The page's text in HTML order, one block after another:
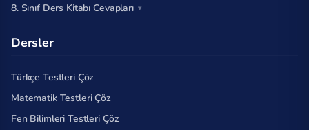
8. Sınıf Ders Kitabı Cevapları
Dersler
Türkçe Testleri Çöz
Matematik Testleri Çöz
Fen Bilimleri Testleri Çöz